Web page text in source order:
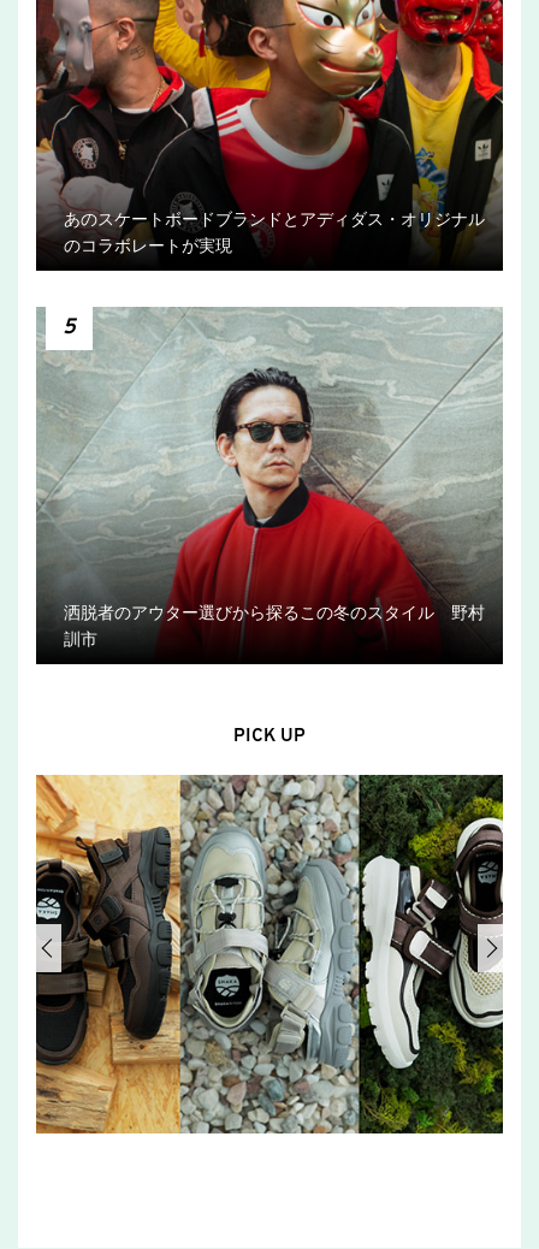
あのスケートボードブランドとアディダス・オリジナル
のコラボレートが実現
5
洒脱者のアウター選びから探るこの冬のスタイル 野村
訓市
PICK UP